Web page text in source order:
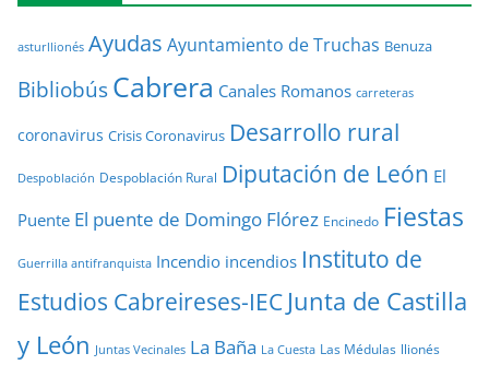
asturllionés Ayudas Ayuntamiento de Truchas Benuza
BibliobúsCabrera Canales Romanos carreteras
coronavirus Crisis Coronavirus Desarrollo rural
Despoblación Despoblación Rural Diputación de León El
Puente El puente de Domingo Flórez Encinedo Fiestas
Guerrilla antifranquista Incendio incendios Instituto de
Estudios Cabreireses-IEC Junta de Castilla
y León Juntas Vecinales La Baña La Cuesta Las Médulas llionés